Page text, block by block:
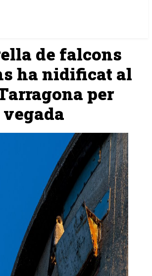
de falcons
ha nidificat al
per